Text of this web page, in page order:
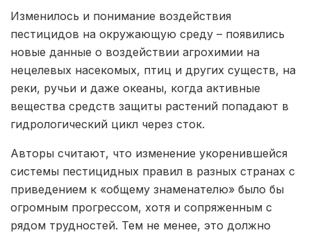
Изменилось и понимание воздействия
пестицидов на окружающую среду – появились
новые данные о воздействии агрохимии на
нецелевых насекомых, птиц и других существ, на
реки, ручьи и даже океаны, когда активные
вещества средств защиты растений попадают в
гидрологический цикл через сток.
Авторы считают, что изменение укоренившейся
системы пестицидных правил в разных странах с
приведением к «общему знаменателю» было бы
огромным прогрессом, хотя и сопряженным с
рядом трудностей. Тем не менее, это должно